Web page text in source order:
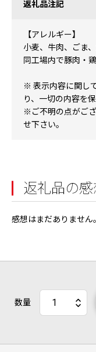
返礼品注記
【アレルギー】
小麦、牛肉、ごま
同工場内で豚肉・
※ 表示内容に関し
り、一切の内容を
※ご不明の点がご
せ下さい。
返礼品の感
感想はまだありません。
数量